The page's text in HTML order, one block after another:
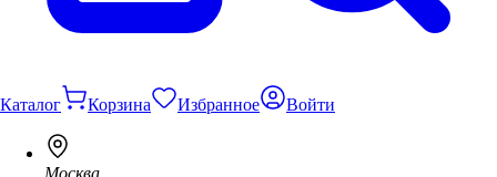
Каталог Корзина Избранное Войти
Москва